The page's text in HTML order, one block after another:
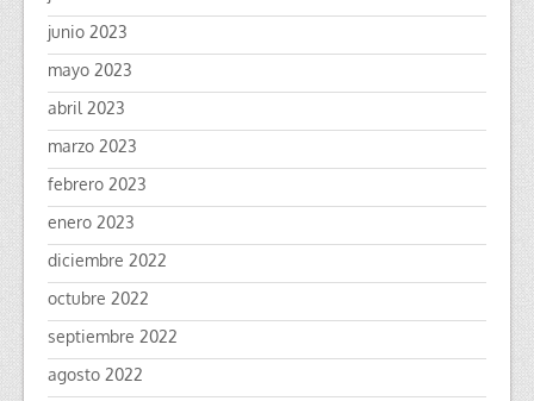
junio 2023
mayo 2023
abril 2023
marzo 2023
febrero 2023
enero 2023
diciembre 2022
octubre 2022
septiembre 2022
agosto 2022